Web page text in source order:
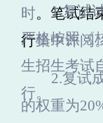
时。笔试结
行集中评阅
1.复试
严格按照《
生招生考试
行。
2.复试
的权重为